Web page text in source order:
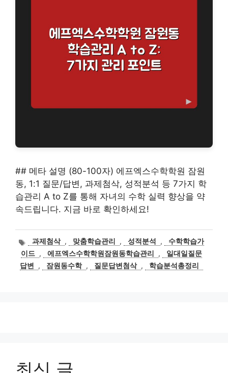
## 메타 설명 (80-100자) 에프엑스수학학원 잠원
동, 1:1 질문/답변, 과제첨삭, 성적분석 등 7가지 학
습관리 A to Z를 통해 자녀의 수학 실력 향상을 약
속드립니다. 지금 바로 확인하세요!
태
그
과제첨삭 , 맞춤학습관리 , 성적분석 ,
수학학습가
이드 , 에프엑스수학학원잠원동학습관리 ,
일대일질문
답변
, 잠원동수학 , 질문답변첨삭 , 학습분석총정리